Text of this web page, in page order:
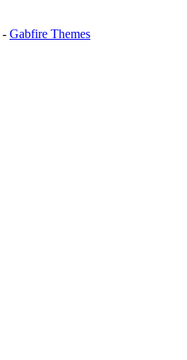
- Gabfire Themes